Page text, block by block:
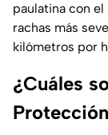
paulatina con
rachas más
kilómetros por
¿Cuáles